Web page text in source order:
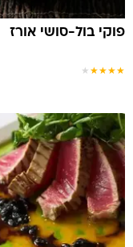
פוקי בול-סושי אורז
★
★
★
★
★